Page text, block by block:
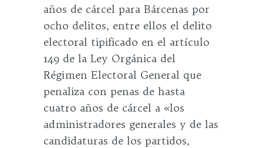
años de cárcel para Bárcenas por
ocho delitos, entre ellos el delito
electoral tipificado en el artículo
149 de la Ley Orgánica del
Régimen Electoral General que
penaliza con penas de hasta
cuatro años de cárcel a «los
administradores generales y de las
candidaturas de los partidos,